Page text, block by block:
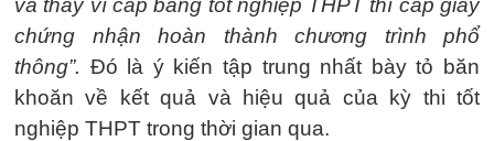
và thay vì cấp bằng tốt nghiệp THPT thì cấp giấy
chứng nhận hoàn thành chương trình phổ
thông”. Đó là ý kiến tập trung nhất bày tỏ băn
khoăn về kết quả và hiệu quả của kỳ thi tốt
nghiệp THPT trong thời gian qua.